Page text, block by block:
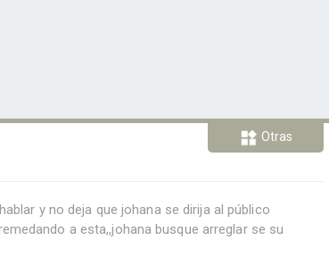
Otras
y no deja que johana se dirija al público
a esta,,johana busque arreglar se su